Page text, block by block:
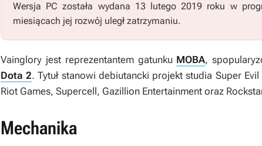
Wersja PC została wydana 13 lutego 2019 roku w
miesiącach jej rozwój uległ zatrzymaniu.
Vainglory jest reprezentantem gatunku MOBA,
Dota 2. Tytuł stanowi debiutancki projekt studia Super
Riot Games, Supercell, Gazillion Entertainment oraz
Mechanika